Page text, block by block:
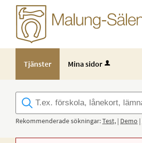
Tjänster Mina sidor
Rekommenderade sökningar:Test, | Demo |